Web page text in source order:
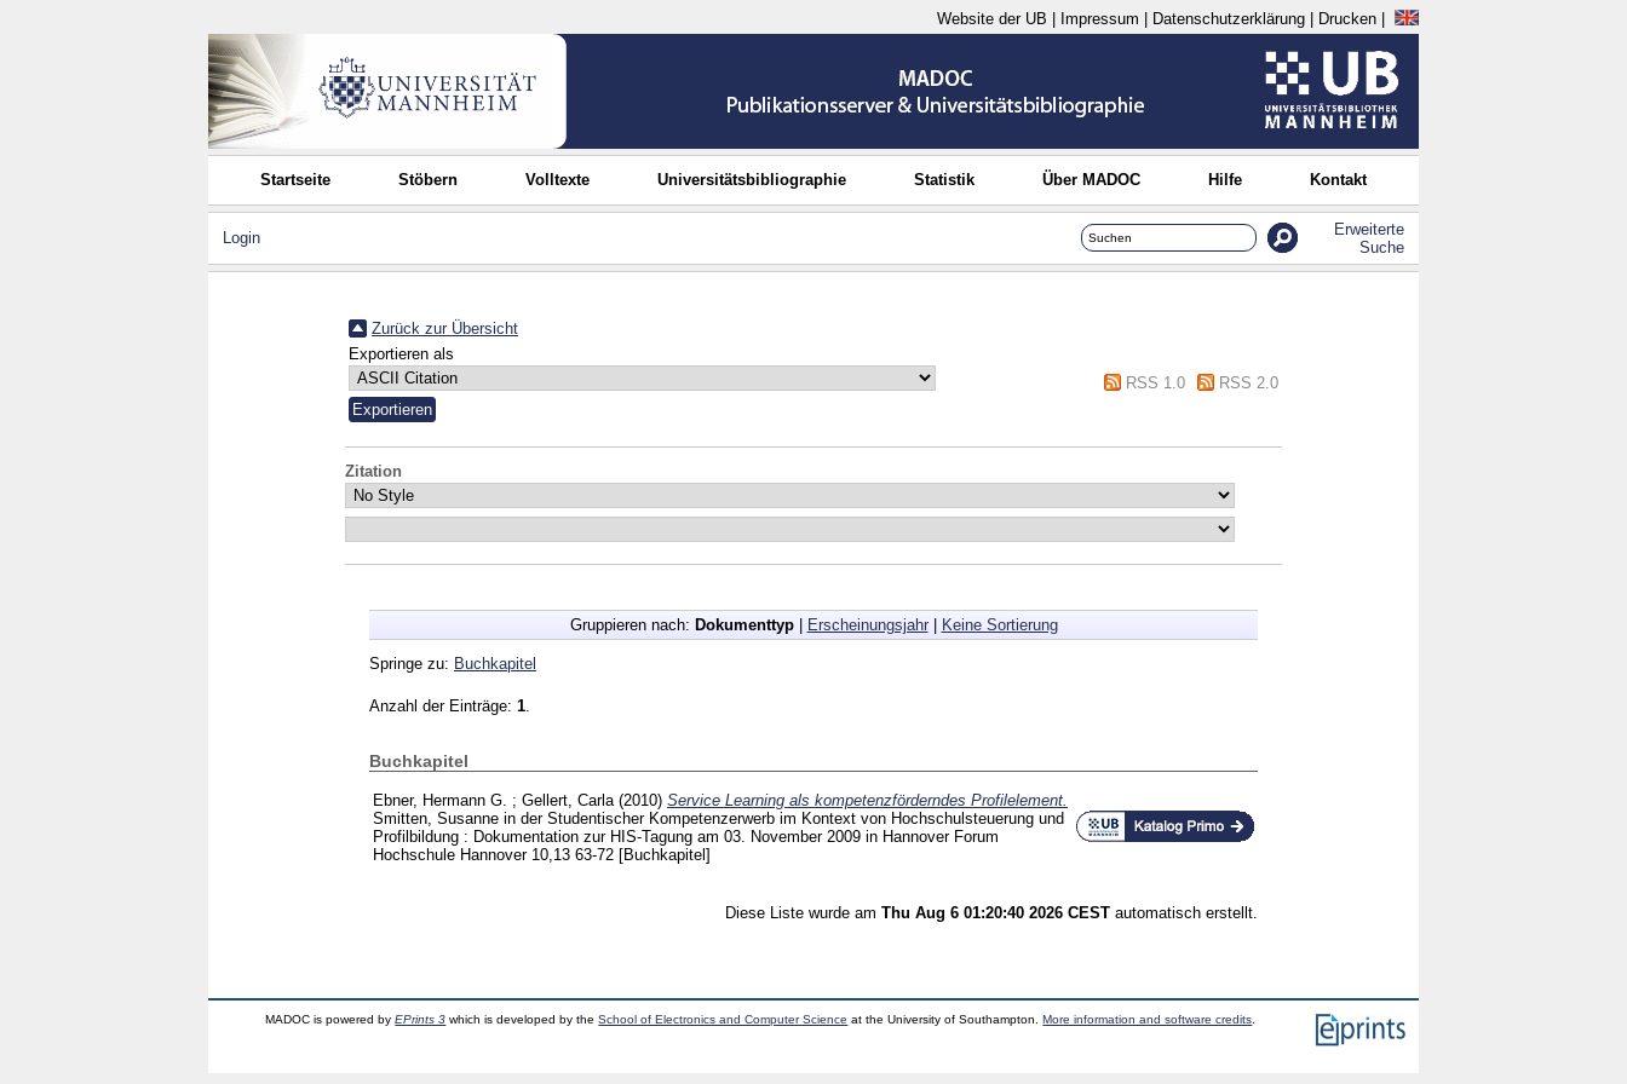
Website der UB Impressum Datenschutzerklärung Drucken
Startseite Stöbern Volltexte Universitätsbibliographie Statistik Über MADOC Hilfe Kontakt
Login
Erweiterte
Suche
Zurück zur Übersicht
Exportieren als
RSS 1.0
RSS 2.0
Zitation
Gruppieren nach: Dokumenttyp| Erscheinungsjahr| Keine Sortierung
Springe zu: Buchkapitel
Anzahl der Einträge: 1
Buchkapitel
Ebner, Hermann G. ; Gellert, Carla (2010) Service Learning als kompetenzförderndes Profilelement.
Smitten, Susanne in derStudentischer Kompetenzerwerb im Kontext von Hochschulsteuerung und
Profilbildung : Dokumentation zur HIS-Tagung am 03. November 2009 in Hannover Forum
Hochschule Hannover 10,13 63-72 [Buchkapitel]
Diese Liste wurde am Thu Aug 6 01:20:40 2026 CEST automatisch erstellt.
MADOC is powered byEPrints 3 which is developed by theSchool of Electronics and Computer Science at the University of Southampton.More information and software credits